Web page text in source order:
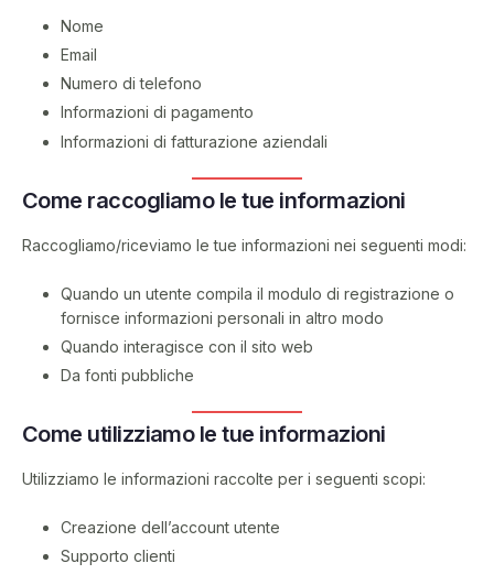
Nome
Email
Numero di telefono
Informazioni di pagamento
Informazioni di fatturazione aziendali
Come raccogliamo le tue informazioni
Raccogliamo/riceviamo le tue informazioni nei seguenti modi:
Quando un utente compila il modulo di registrazione o
fornisce informazioni personali in altro modo
Quando interagisce con il sito web
Da fonti pubbliche
Come utilizziamo le tue informazioni
Utilizziamo le informazioni raccolte per i seguenti scopi:
Creazione dell’account utente
Supporto clienti